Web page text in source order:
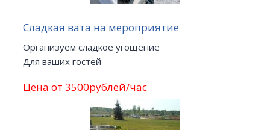
Сладкая вата на мероприятие
Организуем сладкое угощение
Для ваших гостей
Цена от 3500рублей/час